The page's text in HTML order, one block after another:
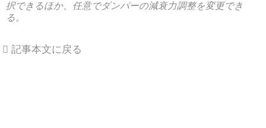
択できるほか、任意でダンパーの減衰力調整を変更でき
る。
記事本文に戻る